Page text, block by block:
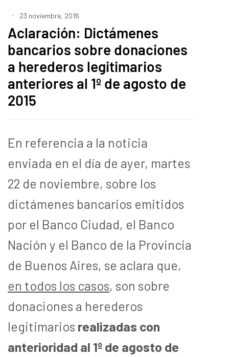
23 noviembre, 2016
Aclaración: Dictámenes
bancarios sobre donaciones
a herederos legitimarios
anteriores al 1º de agosto de
2015
En referencia a la noticia
enviada en el día de ayer, martes
22 de noviembre, sobre los
dictámenes bancarios emitidos
por el Banco Ciudad, el Banco
Nación y el Banco de la Provincia
de Buenos Aires, se aclara que,
en todos los casos, son sobre
donaciones a herederos
legitimarios realizadas con
anterioridad al 1º de agosto de